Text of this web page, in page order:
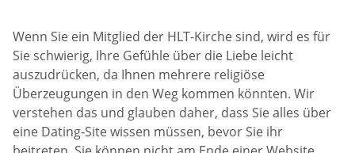
Wenn Sie ein Mitglied der HLT-Kirche sind, wird es für
Sie schwierig, Ihre Gefühle über die Liebe leicht
auszudrücken, da Ihnen mehrere religiöse
Überzeugungen in den Weg kommen könnten. Wir
verstehen das und glauben daher, dass Sie alles über
eine Dating-Site wissen müssen, bevor Sie ihr